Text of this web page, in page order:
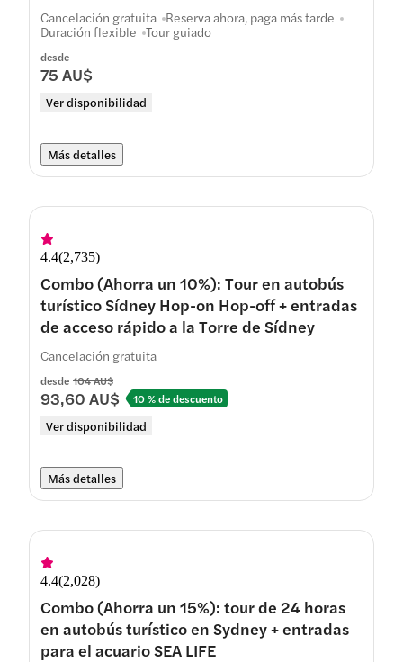
desde
75 AU$
Ver disponibilidad
Cancelación gratuita Reserva ahora, paga más tarde
Duración flexible Tour guiado
Más detalles
4.4(2,735)
Combo (Ahorra un 10%): Tour en autobús
turístico Sídney Hop-on Hop-off + entradas
de acceso rápido a la Torre de Sídney
desde 104 AU$
93,60 AU$ 10 % de descuento
Ver disponibilidad
Cancelación gratuita
Más detalles
4.4(2,028)
Combo (Ahorra un 15%): tour de 24 horas
en autobús turístico en Sydney + entradas
para el acuario SEA LIFE